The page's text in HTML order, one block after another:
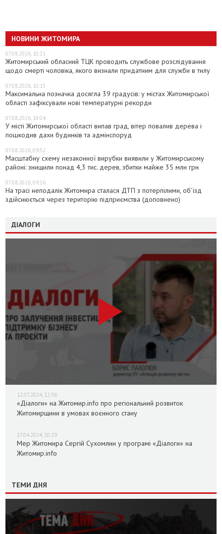
НОВИНИ ЖИТОМИРА
07.08.2026, 10:21
Житомирський обласний ТЦК проводить службове розслідування
щодо смерті чоловіка, якого визнали придатним для служби в тилу
07.08.2026, 10:15
Максимальна позначка досягла 39 градусів: у містах Житомирської
області зафіксували нові температурні рекорди
07.08.2026, 10:04
У місті Житомирської області випав град, вітер повалив дерева і
пошкодив дахи будинків та адмінспоруд
07.08.2026, 09:52
Масштабну схему незаконної вирубки виявили у Житомирському
районі: знищили понад 4,3 тис. дерев, збитки майже 35 млн грн
07.08.2026, 09:26
На трасі неподалік Житомира сталася ДТП з потерпілими, об’їзд
здійснюється через територію підприємства (доповнено)
ДІАЛОГИ
12.07.2024, 12:36
«Діалоги» на Житомир.info про регіональний розвиток
Житомирщини в умовах воєнного стану
17.04.2024, 10:29
Мер Житомира Сергій Сухомлин у програмі «Діалоги» на
Житомир.info
ТЕМИ ДНЯ